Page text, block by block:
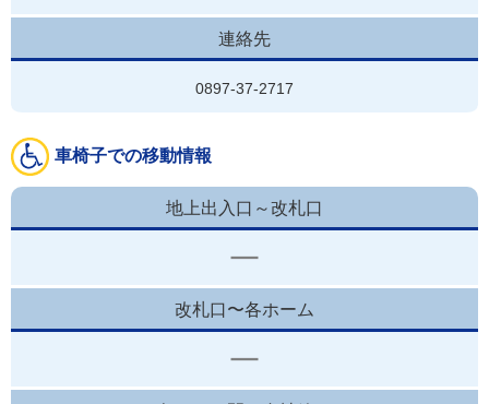
連絡先
0897-37-2717
車椅子での移動情報
地上出入口～改札口
改札口〜各ホーム